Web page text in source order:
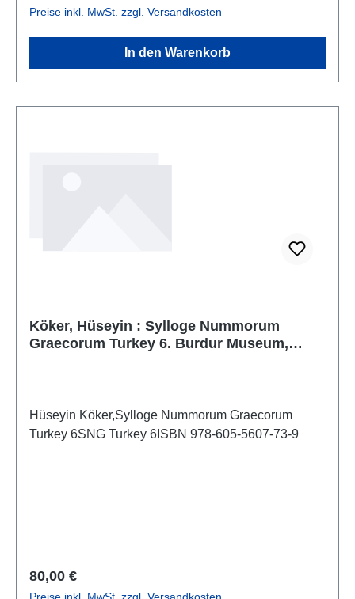
Preise inkl. MwSt. zzgl. Versandkosten
In den Warenkorb
Köker, Hüseyin : Sylloge Nummorum
Graecorum Turkey 6. Burdur Museum,
Hüseyin Köker,Sylloge Nummorum Graecorum
Turkey 6SNG Turkey 6ISBN 978-605-5607-73-9
Regulärer Preis:
80,00 €
Preise inkl. MwSt. zzgl. Versandkosten